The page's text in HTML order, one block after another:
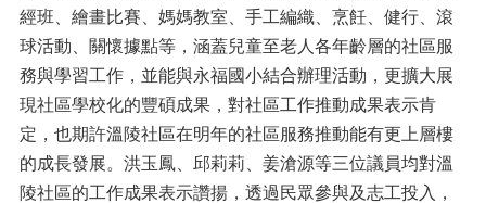
經班、繪畫比賽、媽媽教室、手工編織、烹飪、健行、滾
球活動、關懷據點等，涵蓋兒童至老人各年齡層的社區服
務與學習工作，並能與永福國小結合辦理活動，更擴大展
現社區學校化的豐碩成果，對社區工作推動成果表示肯
定，也期許溫陵社區在明年的社區服務推動能有更上層樓
的成長發展。洪玉鳳、邱莉莉、姜滄源等三位議員均對溫
陵社區的工作成果表示讚揚，透過民眾參與及志工投入，